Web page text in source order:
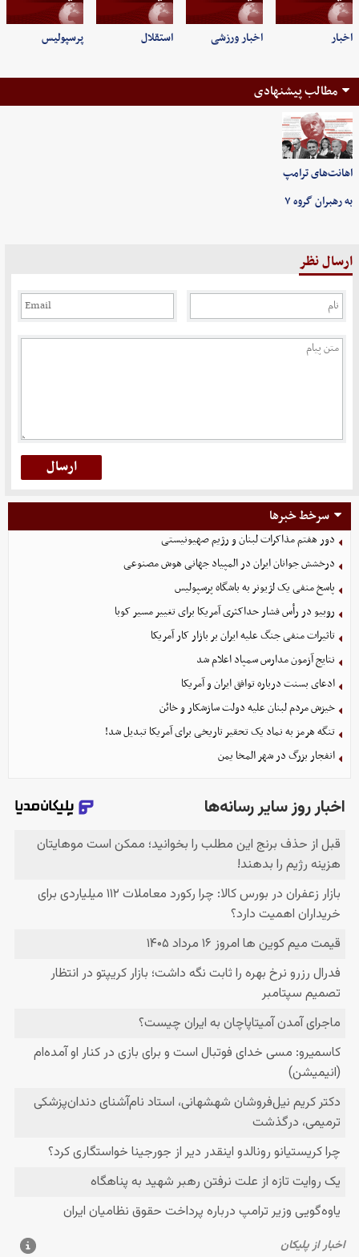
اخبار اخبار ورزشی استقلال پرسپولیس
مطالب پیشنهادی
اهانت‌های ترامپ
به رهبران گروه ۷
ارسال نظر
سرخط خبرها
دور هفتم مذاکرات لبنان و رژیم صهیونیستی
درخشش جوانان ایران در المپیاد جهانی هوش مصنوعی
پاسخ منفی یک لژیونر به باشگاه پرسپولیس
روبیو در رأس فشار حداکثری آمریکا برای تغییر مسیر کوبا
تاثیرات منفی جنگ علیه ایران بر بازار کار آمریکا
نتایج آزمون مدارس سمپاد اعلام شد
ادعای بسنت درباره توافق ایران و آمریکا
خیزش مردم لبنان علیه دولت سازشکار و خائن
تنگه هرمز به نماد یک تحقیر تاریخی برای آمریکا تبدیل شد!
انفجار بزرگ در شهر المخا یمن